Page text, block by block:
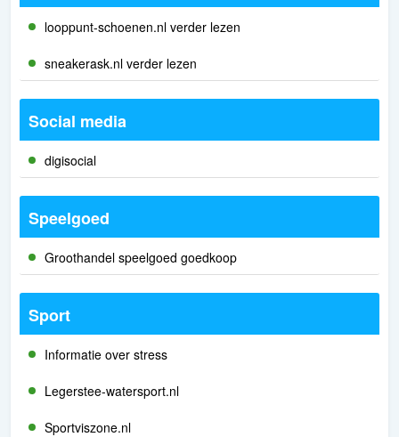
looppunt-schoenen.nl verder lezen
sneakerask.nl verder lezen
Social media
digisocial
Speelgoed
Groothandel speelgoed goedkoop
Sport
Informatie over stress
Legerstee-watersport.nl
Sportviszone.nl